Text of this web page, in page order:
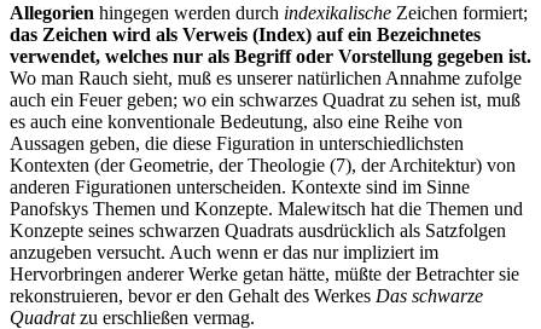
Allegorien hingegen werden durch indexikalische Zeichen formiert;
das Zeichen wird als Verweis (Index) auf ein Bezeichnetes
verwendet, welches nur als Begriff oder Vorstellung gegeben ist.
Wo man Rauch sieht, muß es unserer natürlichen Annahme zufolge
auch ein Feuer geben; wo ein schwarzes Quadrat zu sehen ist, muß
es auch eine konventionale Bedeutung, also eine Reihe von
Aussagen geben, die diese Figuration in unterschiedlichsten
Kontexten (der Geometrie, der Theologie (7), der Architektur) von
anderen Figurationen unterscheiden. Kontexte sind im Sinne
Panofskys Themen und Konzepte. Malewitsch hat die Themen und
Konzepte seines schwarzen Quadrats ausdrücklich als Satzfolgen
anzugeben versucht. Auch wenn er das nur impliziert im
Hervorbringen anderer Werke getan hätte, müßte der Betrachter sie
rekonstruieren, bevor er den Gehalt des Werkes Das schwarze
Quadratzu erschließen vermag.